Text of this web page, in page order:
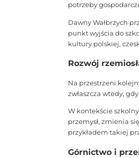
potrzeby
Dawny Wałbrzych
punkt wyjścia do
kultury polskiej,
Rozwój
Na przestrzeni
zwłaszcza wtedy,
W kontekście
przemysł, zmienia
przykładem takiej
Górnictwo i